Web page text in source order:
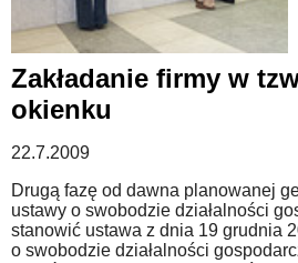
Zakładanie firmy w
okienku
22.7.2009
Drugą fazę od dawna planowanej
ustawy o swobodzie działalności
stanowić ustawa z dnia 19 grudnia
o swobodzie działalności